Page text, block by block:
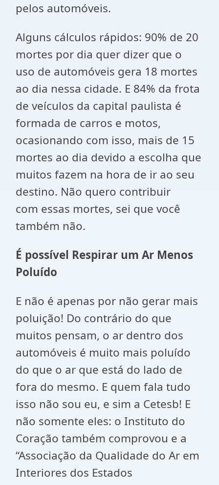
pelos automóveis.
Alguns cálculos rápidos: 90% de 20
mortes por dia quer dizer que o
uso de automóveis gera 18 mortes
ao dia nessa cidade. E 84% da frota
de veículos da capital paulista é
formada de carros e motos,
ocasionando com isso, mais de 15
mortes ao dia devido a escolha que
muitos fazem na hora de ir ao seu
destino. Não quero contribuir
com essas mortes, sei que você
também não.
É possível Respirar um Ar Menos
Poluído
E não é apenas por não gerar mais
poluição! Do contrário do que
muitos pensam, o ar dentro dos
automóveis é muito mais poluído
do que o ar que está do lado de
fora do mesmo. E quem fala tudo
isso não sou eu, e sim a Cetesb! E
não somente eles: o Instituto do
Coração também comprovou e a
“Associação da Qualidade do Ar em
Interiores dos Estados